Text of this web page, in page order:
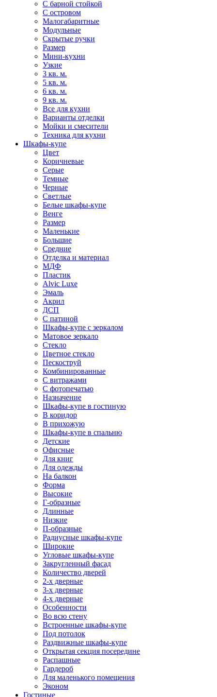
С барной стойкой
С островом
Малогабаритные
Модульные
Скрытые ручки
Размер
Мини-кухни
Узкие
3 кв. м.
5 кв. м.
6 кв. м.
9 кв. м.
Все для кухни
Варианты отделки
Мойки и смесители
Техника для кухни
Шкафы-купе
Цвет
Коричневые
Серые
Темные
Черные
Светлые
Белые шкафы-купе
Венге
Размер
Маленькие
Большие
Средние
Отделка и материал
МДФ
Пластик
Alvic Luxe
Эмаль
Акрил
ДСП
С патиной
Шкафы-купе с зеркалом
Матовое зеркало
Стекло
Цветное стекло
Пескоструй
Комбинированные
С витражами
С фотопечатью
Назначение
Шкафы-купе в гостиную
В коридор
В прихожую
Шкафы-купе в спальню
Детские
Офисные
Для книг
Для одежды
На балкон
Форма
Высокие
Г-образные
Длинные
Низкие
П-образные
Радиусные шкафы-купе
Широкие
Угловые шкафы-купе
Закругленный фасад
Количество дверей
2-х дверные
3-х дверные
4-х дверные
Особенности
Во всю стену
Встроенные шкафы-купе
Под потолок
Раздвижные шкафы-купе
Открытая секция посередине
Распашные
Гардероб
Для маленького помещения
Эконом
Гостиные